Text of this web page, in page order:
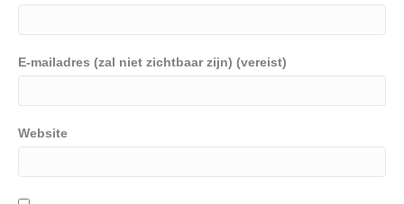
E-mailadres (zal niet zichtbaar zijn) (vereist)
Website